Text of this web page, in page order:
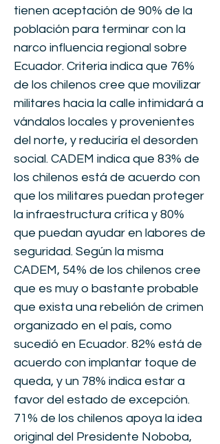
tienen aceptación de 90% de la
población para terminar con la
narco influencia regional sobre
Ecuador. Criteria indica que 76%
de los chilenos cree que movilizar
militares hacia la calle intimidará a
vándalos locales y provenientes
del norte, y reduciría el desorden
social. CADEM indica que 83% de
los chilenos está de acuerdo con
que los militares puedan proteger
la infraestructura crítica y 80%
que puedan ayudar en labores de
seguridad. Según la misma
CADEM, 54% de los chilenos cree
que es muy o bastante probable
que exista una rebelión de crimen
organizado en el país, como
sucedió en Ecuador. 82% está de
acuerdo con implantar toque de
queda, y un 78% indica estar a
favor del estado de excepción.
71% de los chilenos apoya la idea
original del Presidente Noboba,